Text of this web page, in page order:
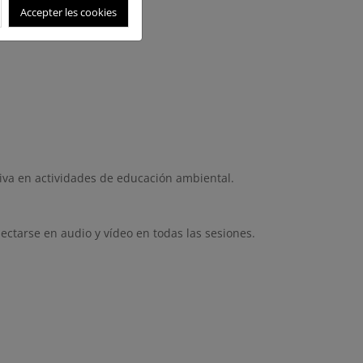
y sostenibilidad.
en actividades de educación ambiental.
en audio y vídeo en todas las sesiones.
Accepter les cookies